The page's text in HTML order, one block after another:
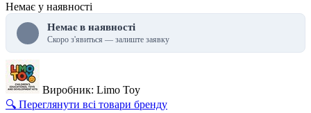
Немає у наявності
Немає в наявності
Скоро з'явиться — залиште заявку
Виробник: Limo Toy
🔍 Переглянути всі товари бренду